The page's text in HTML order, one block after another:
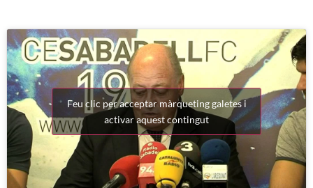
Feu clic per acceptar màrqueting galetes i
activar aquest contingut